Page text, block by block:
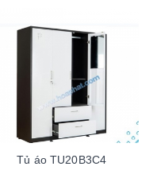
Tủ áo TU20B3C4